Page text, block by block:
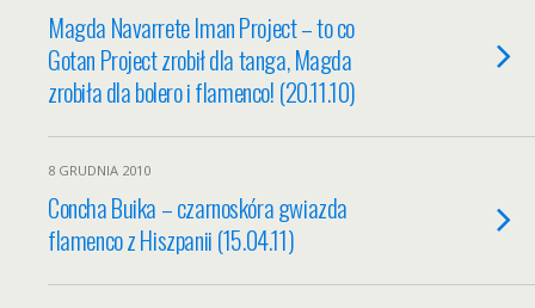
Magda Navarrete Iman Project – to co
Gotan Project zrobił dla tanga, Magda
zrobiła dla bolero i flamenco! (20.11.10)
8 GRUDNIA 2010
Concha Buika – czarnoskóra gwiazda
flamenco z Hiszpanii (15.04.11)